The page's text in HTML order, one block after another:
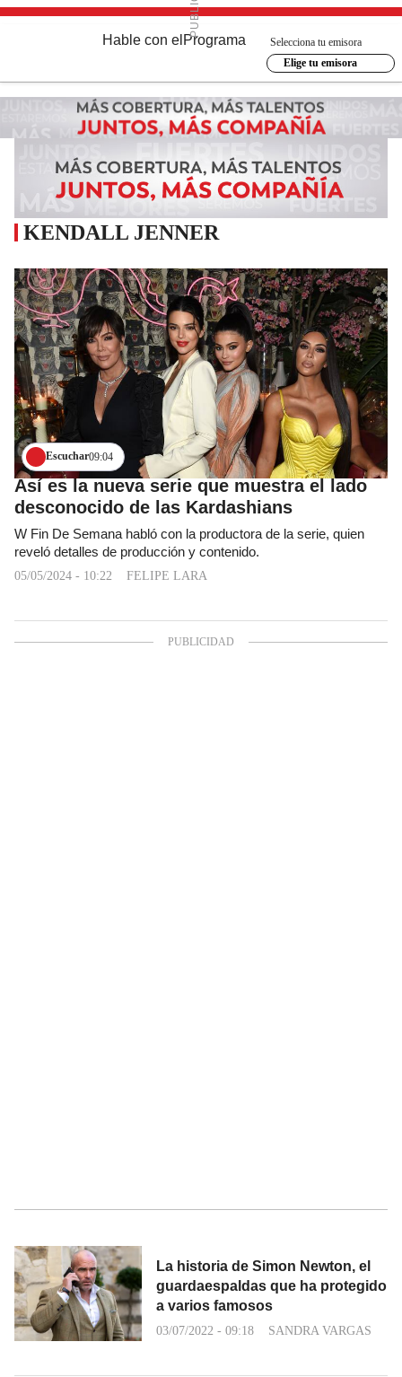
Hable con el Programa
Selecciona tu emisora
Elige tu emisora
KENDALL JENNER
Escuchar09:04
Así es la nueva serie que muestra el lado
desconocido de las Kardashians
W Fin De Semana habló con la productora de la serie, quien
reveló detalles de producción y contenido.
05/05/2024 - 10:22 FELIPE LARA
La historia de Simon Newton, el
guardaespaldas que ha protegido
a varios famosos
03/07/2022 - 09:18 SANDRA VARGAS